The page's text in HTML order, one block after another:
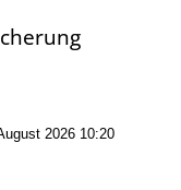
2026 10:20